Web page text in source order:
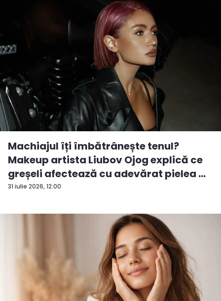
31 iulie 2026, 12:00
Machiajul îți îmbătrânește tenul?
Makeup artista Liubov Ojog explică ce
greșeli afectează cu adevărat pielea ...